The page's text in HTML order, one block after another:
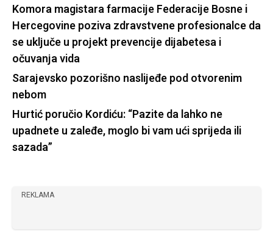
Komora magistara farmacije Federacije Bosne i
Hercegovine poziva zdravstvene profesionalce da
se uključe u projekt prevencije dijabetesa i
očuvanja vida
Sarajevsko pozorišno naslijeđe pod otvorenim
nebom
Hurtić poručio Kordiću: “Pazite da lahko ne
upadnete u zaleđe, moglo bi vam ući sprijeda ili
sazada”
REKLAMA